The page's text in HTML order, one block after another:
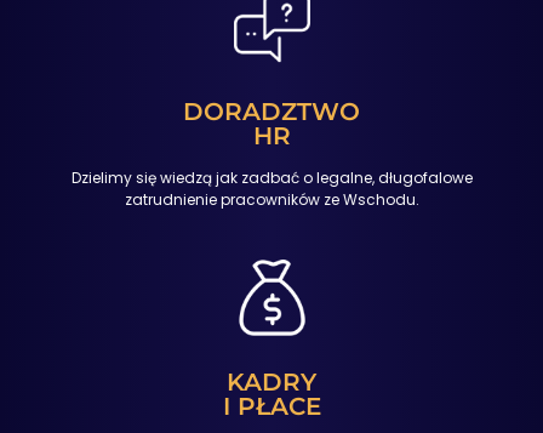
DORADZTWO
HR
Dzielimy się wiedzą jak zadbać o legalne, długofalowe
zatrudnienie pracowników ze Wschodu.
KADRY
I PŁACE